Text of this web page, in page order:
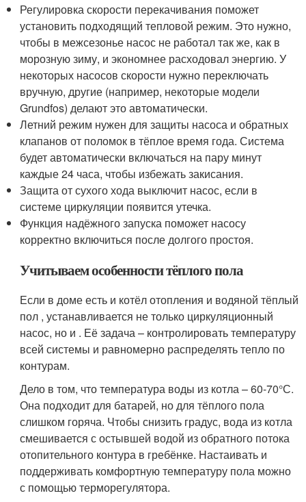
Регулировка скорости перекачивания поможет
установить подходящий тепловой режим. Это нужно,
чтобы в межсезонье насос не работал так же, как в
морозную зиму, и экономнее расходовал энергию. У
некоторых насосов скорости нужно переключать
вручную, другие (например, некоторые модели
Grundfos) делают это автоматически.
Летний режим нужен для защиты насоса и обратных
клапанов от поломок в тёплое время года. Система
будет автоматически включаться на пару минут
каждые 24 часа, чтобы избежать закисания.
Защита от сухого хода выключит насос, если в
системе циркуляции появится утечка.
Функция надёжного запуска поможет насосу
корректно включиться после долгого простоя.
Учитываем особенности тёплого пола
Если в доме есть и котёл отопления и водяной тёплый
пол , устанавливается не только циркуляционный
насос, но и . Её задача – контролировать температуру
всей системы и равномерно распределять тепло по
контурам.
Дело в том, что температура воды из котла – 60-70°С.
Она подходит для батарей, но для тёплого пола
слишком горяча. Чтобы снизить градус, вода из котла
смешивается с остывшей водой из обратного потока
отопительного контура в гребёнке. Настаивать и
поддерживать комфортную температуру пола можно
с помощью терморегулятора.